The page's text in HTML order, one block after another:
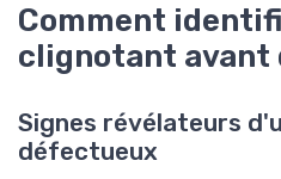
Comment
clignotant avant
Signes révélateurs
défectueux